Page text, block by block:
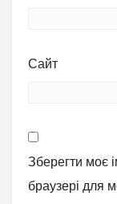
Сайт
Зберегти моє
браузері для